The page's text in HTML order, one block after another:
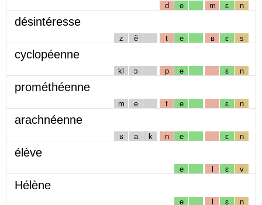
d e m ɛ n
désintéresse
z ẽ t e ʁ ɛ s
cyclopéenne
kl ɔ p e ɛ n
prométhéenne
m e t e ɛ n
arachnéenne
ʁ a k n e ɛ n
élève
e l ɛ v
Hélène
e l ɛ n